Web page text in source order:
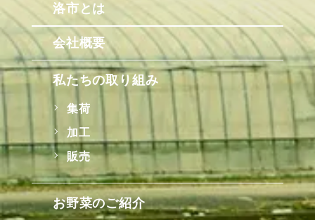
洛市とは
会社概要
私たちの取り組み
集荷
加工
販売
お野菜のご紹介